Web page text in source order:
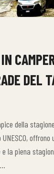
DEL
della
la piena